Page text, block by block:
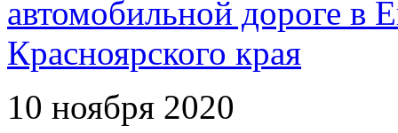
автомобильной дороге в
Красноярского края
10 ноября 2020